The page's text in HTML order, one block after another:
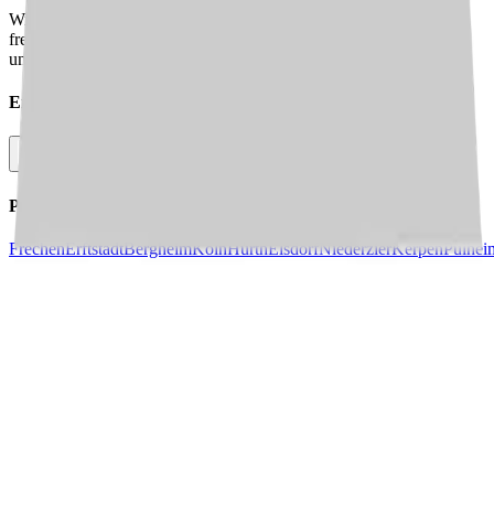
Wir laden Sie ein, Teil unseres engagierten Teams zu werden und
freuen uns darauf, gemeinsam die bestmögliche Versorgung für
unsere Patient:innen zu gewährleisten.
Empfehlen Sie diesen
Pflegejobs in
FrechenErftstadtBergheimKölnHürthElsdorfNiederzierKerpen